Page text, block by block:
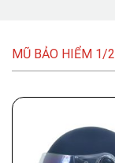
MŨ BẢO HIỂM 1/2